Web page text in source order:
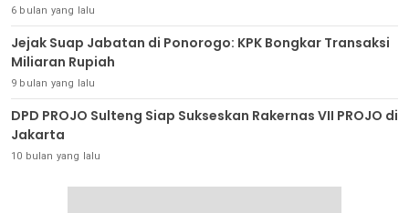
6 bulan yang lalu
Jejak Suap Jabatan di Ponorogo: KPK Bongkar Transaksi
Miliaran Rupiah
9 bulan yang lalu
DPD PROJO Sulteng Siap Sukseskan Rakernas VII PROJO di
Jakarta
10 bulan yang lalu